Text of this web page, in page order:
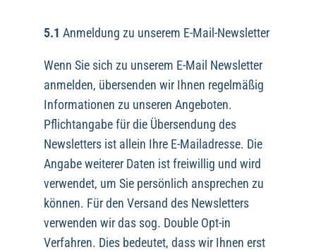
5.1 Anmeldung zu unserem E-Mail-Newsletter
Wenn Sie sich zu unserem E-Mail Newsletter
anmelden, übersenden wir Ihnen regelmäßig
Informationen zu unseren Angeboten.
Pflichtangabe für die Übersendung des
Newsletters ist allein Ihre E-Mailadresse. Die
Angabe weiterer Daten ist freiwillig und wird
verwendet, um Sie persönlich ansprechen zu
können. Für den Versand des Newsletters
verwenden wir das sog. Double Opt-in
Verfahren. Dies bedeutet, dass wir Ihnen erst